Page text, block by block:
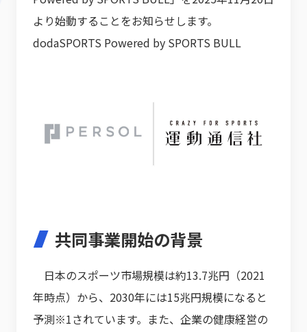
より始動することをお知らせします。
dodaSPORTS Powered by SPORTS BULL
共同事業開始の背景
日本のスポーツ市場規模は約13.7兆円（2021
年時点）から、2030年には15兆円規模になると
予測※1されています。また、企業の健康経営の